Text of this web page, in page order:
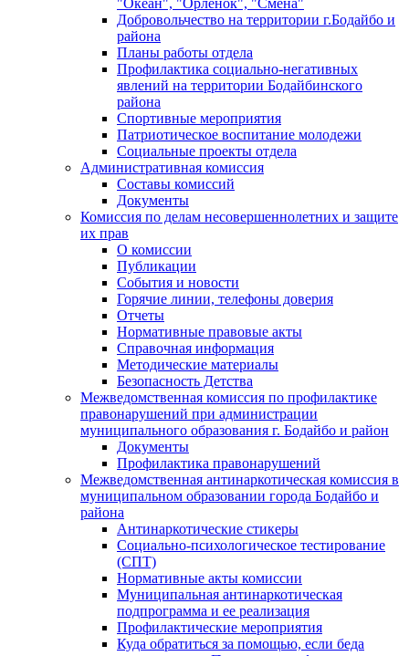
"Океан", "Орленок", "Смена"
Добровольчество на территории г.Бодайбо и
района
Планы работы отдела
Профилактика социально-негативных
явлений на территории Бодайбинского
района
Спортивные мероприятия
Патриотическое воспитание молодежи
Социальные проекты отдела
Административная комиссия
Составы комиссий
Документы
Комиссия по делам несовершеннолетних и защите
их прав
О комиссии
Публикации
События и новости
Горячие линии, телефоны доверия
Отчеты
Нормативные правовые акты
Справочная информация
Методические материалы
Безопасность Детства
Межведомственная комиссия по профилактике
правонарушений при администрации
муниципального образования г. Бодайбо и район
Документы
Профилактика правонарушений
Межведомственная антинаркотическая комиссия в
муниципальном образовании города Бодайбо и
района
Антинаркотические стикеры
Социально-психологическое тестирование
(СПТ)
Нормативные акты комиссии
Муниципальная антинаркотическая
подпрограмма и ее реализация
Профилактические мероприятия
Куда обратиться за помощью, если беда